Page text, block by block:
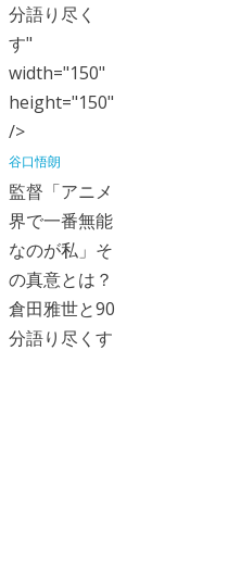
分語り尽く
す"
width="150"
height="150"
/>
谷口悟朗
監督「アニメ
界で一番無能
なのが私」そ
の真意とは？
倉田雅世と90
分語り尽くす